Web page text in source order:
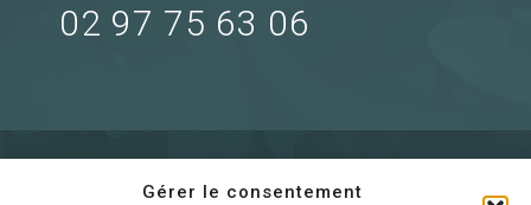
Gérer le consentement
02 97 75 63 06